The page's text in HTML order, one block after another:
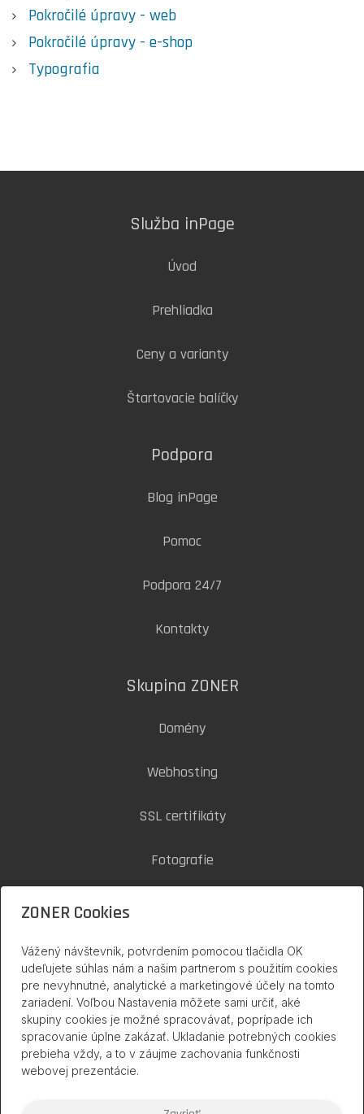
Pokročilé úpravy - web
Pokročilé úpravy - e-shop
Typografia
Služba inPage
Úvod
Prehliadka
Ceny a varianty
Štartovacie balíčky
Podpora
Blog inPage
Pomoc
Podpora 24/7
Kontakty
Skupina ZONER
Domény
Webhosting
SSL certifikáty
Fotografie
inPage na internete
ZONER Cookies
Vážený návštevník, potvrdením pomocou tlačidla OK
udeľujete súhlas nám a našim partnerom s použitím cookies
pre nevyhnutné, analytické a marketingové účely na tomto
zariadení. Voľbou Nastavenia môžete sami určiť, aké
skupiny cookies je možné spracovávať, poprípade ich
spracovanie úplne zakázať. Ukladanie potrebných cookies
prebieha vždy, a to v záujme zachovania funkčnosti
webovej prezentácie.